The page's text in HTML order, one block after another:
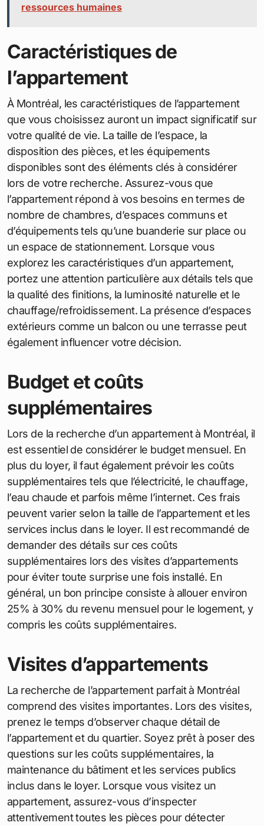
ressources humaines
Caractéristiques de
l’appartement
À Montréal, les caractéristiques de l’appartement
que vous choisissez auront un impact significatif sur
votre qualité de vie. La taille de l’espace, la
disposition des pièces, et les équipements
disponibles sont des éléments clés à considérer
lors de votre recherche. Assurez-vous que
l’appartement répond à vos besoins en termes de
nombre de chambres, d’espaces communs et
d’équipements tels qu’une buanderie sur place ou
un espace de stationnement. Lorsque vous
explorez les caractéristiques d’un appartement,
portez une attention particulière aux détails tels que
la qualité des finitions, la luminosité naturelle et le
chauffage/refroidissement. La présence d’espaces
extérieurs comme un balcon ou une terrasse peut
également influencer votre décision.
Budget et coûts
supplémentaires
Lors de la recherche d’un appartement à Montréal, il
est essentiel de considérer le budget mensuel. En
plus du loyer, il faut également prévoir les coûts
supplémentaires tels que l’électricité, le chauffage,
l’eau chaude et parfois même l’internet. Ces frais
peuvent varier selon la taille de l’appartement et les
services inclus dans le loyer. Il est recommandé de
demander des détails sur ces coûts
supplémentaires lors des visites d’appartements
pour éviter toute surprise une fois installé. En
général, un bon principe consiste à allouer environ
25% à 30% du revenu mensuel pour le logement, y
compris les coûts supplémentaires.
Visites d’appartements
La recherche de l’appartement parfait à Montréal
comprend des visites importantes. Lors des visites,
prenez le temps d’observer chaque détail de
l’appartement et du quartier. Soyez prêt à poser des
questions sur les coûts supplémentaires, la
maintenance du bâtiment et les services publics
inclus dans le loyer. Lorsque vous visitez un
appartement, assurez-vous d’inspecter
attentivement toutes les pièces pour détecter